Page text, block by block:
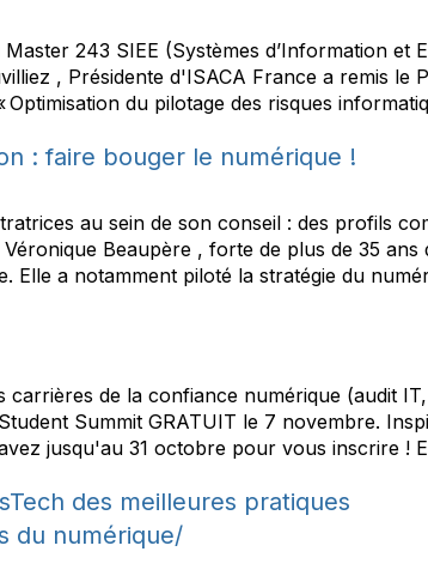
243 SIEE (Systèmes d’Information et
, Présidente d'ISACA France a remis le
du pilotage des risques
: faire bouger le numérique !
au sein de son conseil : des profils
Beaupère , forte de plus de 35 ans
a notamment piloté la stratégie du
de la confiance numérique (audit
Summit GRATUIT le 7 novembre.
jusqu'au 31 octobre pour vous inscrire !
des meilleures pratiques
du numérique/